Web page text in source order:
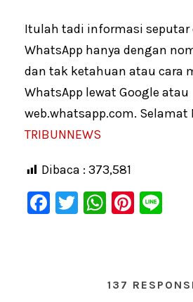
Itulah tadi informasi seputar
WhatsApp hanya dengan
dan tak ketahuan atau cara
WhatsApp lewat Google atau
web.whatsapp.com. Selamat
TRIBUNNEWS
Dibaca : 373,581
F
T
W
A
Pi
st
137